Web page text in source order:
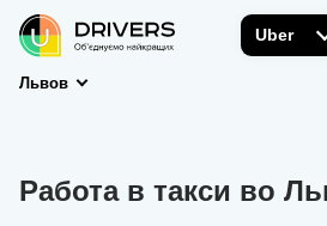
Uber
Львов
Работа в такси во